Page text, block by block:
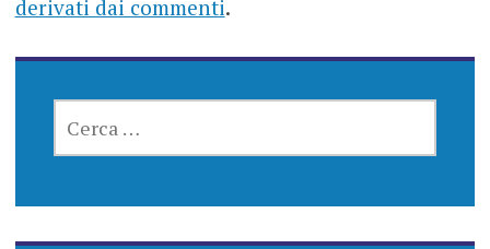
derivati dai commenti.
PER: